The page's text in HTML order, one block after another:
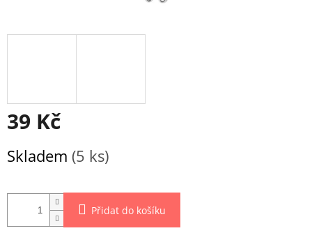
39 Kč
cena:
Skladem (5 ks)
Přidat do košíku